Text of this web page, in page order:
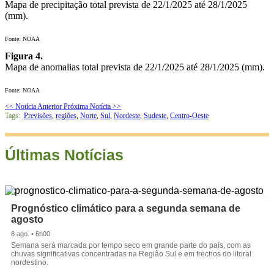
Mapa de precipitação total prevista de 22/1/2025 até 28/1/2025
(mm).
Fonte: NOAA
Figura 4.
Mapa de anomalias total prevista de 22/1/2025 até 28/1/2025 (mm).
Fonte: NOAA
<< Notícia Anterior Próxima Notícia >>
Tags: Previsões, regiões, Norte, Sul, Nordeste, Sudeste, Centro-Oeste
Últimas Notícias
Prognóstico climático para a segunda semana de
agosto
8 ago. • 6h00
Semana será marcada por tempo seco em grande parte do país, com as
chuvas significativas concentradas na Região Sul e em trechos do litoral
nordestino.